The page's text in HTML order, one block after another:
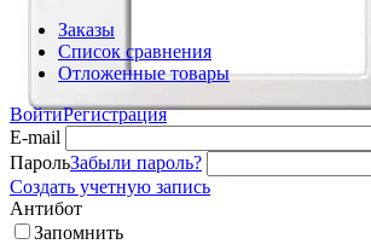
Заказы
Список сравнения
Отложенные товары
ВойтиРегистрация
E-mail
ПарольЗабыли пароль?
Создать учетную запись
Антибот
Запомнить